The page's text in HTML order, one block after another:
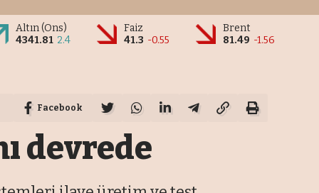
Altın (Ons)
4341.81 2.4
Faiz
41.3 -0.55
Brent
81.49 -1.56
Facebook
devrede